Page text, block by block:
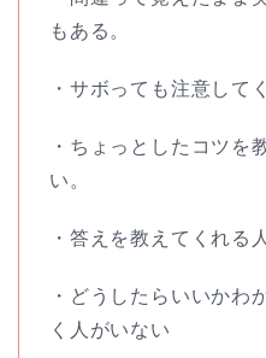
もある。
・サボっても注意して
・ちょっとしたコツを
い。
・答えを教えてくれる
・どうしたらいいかわ
く人がいない